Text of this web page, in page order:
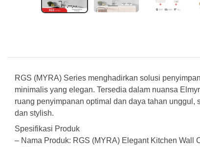
RGS (MYRA) Series menghadirkan solusi
minimalis yang elegan. Tersedia dalam nuansa
ruang penyimpanan optimal dan daya tahan
dan stylish.
Spesifikasi Produk
– Nama Produk: RGS (MYRA) Elegant Kitchen Wall